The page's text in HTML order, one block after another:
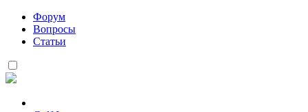
Форум
Вопросы
Статьи